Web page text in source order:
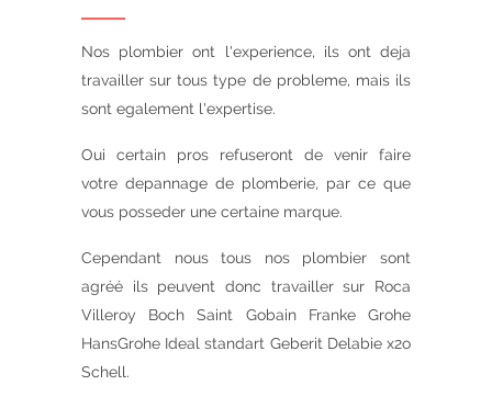
Nos plombier ont l'experience, ils ont deja
travailler sur tous type de probleme, mais ils
sont egalement l'expertise.
Oui certain pros refuseront de venir faire
votre depannage de plomberie, par ce que
vous posseder une certaine marque.
Cependant nous tous nos plombier sont
agréé ils peuvent donc travailler sur Roca
Villeroy Boch Saint Gobain Franke Grohe
HansGrohe Ideal standart Geberit Delabie x2o
Schell.